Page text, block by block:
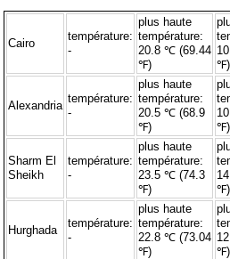
Cairo
température:
-
plus haute
température:
20.8 ℃ (69.44
℉)
℉)
Alexandria
température:
-
plus haute
température:
20.5 ℃ (68.9
℉)
℉)
Sharm El
Sheikh
température:
-
plus haute
température:
23.5 ℃ (74.3
℉)
℉)
Hurghada
température:
-
plus haute
température:
22.8 ℃ (73.04
℉)
℉)